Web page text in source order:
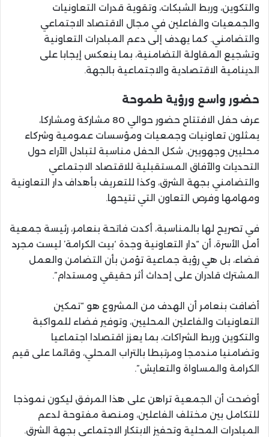
والتكوين، وربط الشبكات، وتقوية قدرات التعاونيات
والجمعيات والفاعلين في مجال الاقتصاد الاجتماعي
والتضامني. كما يهدف إلى دعم المبادرات التعاونية
وتشجيع المقاولة التضامنية، بما ينعكس إيجابا على
الدينامية الاقتصادية والاجتماعية بالجهة.
حضور واسع ورؤية طموحة
عرف حفل الافتتاح حضور حوالي 80 مشاركة ومشاركا،
يمثلون تعاونيات وجمعيات ومؤسسات عمومية وشركاء
محليين وجهويين. شكل الحفل مناسبة لتبادل الآراء حول
التحديات والآفاق المستقبلية للاقتصاد الاجتماعي
والتضامني بجهة الشرق، وكذا للتعريف بأهداف دار التعاونية
ومهامها وفرص التعاون التي تتيحها.
في تصريح لها بالمناسبة، أكدت فاتحة بنعامر، رئيسة جمعية
أمل الأسرة، أن “دار التعاونية وجدة ‘بيت الكرامة’ ليست مجرد
فضاء، بل هي رؤية جماعية تؤمن بأن التضامن والعمل
المشترك قادران على إحداث أثر حقيقي ومستدام”.
أضافت بنعامر أن الهدف من المشروع هو “تمكين
التعاونيات والفاعلين المحليين، وتوفير فضاء للمواكبة
والتكوين وربط الشراكات، بما يعزز اقتصادا اجتماعيا
وتضامنيا مندمجا ومرتبطا بالتراب المحلي، وقائما على قيم
الكرامة والمساواة والتعايش”.
أوضحت أن الجمعية تراهن على هذا المرفق ليكون نموذجا
للتكامل بين مختلف الفاعلين، ومنصة مفتوحة لدعم
المبادرات المحلية وتحفيز الابتكار الاجتماعي بجهة الشرق.